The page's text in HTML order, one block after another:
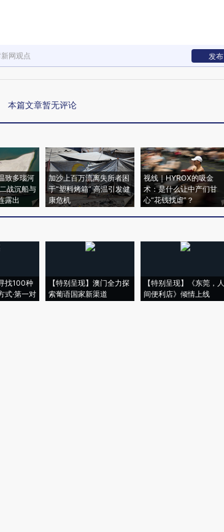
网观点 发布
本篇文章暂无评论
致多瑙河
战沉船与
露出
加沙上百万流离失所者困
于“塑料烤箱” 高温引发健
康危机
视线｜HYROX的吸金
术：是什么让中产们甘
心“花钱找虐”？
找100种
式·第一对
【特别呈现】澳门全力探
索葡语国家新渠道
【特别呈现】《东莞，人
间便利店》倾情上线